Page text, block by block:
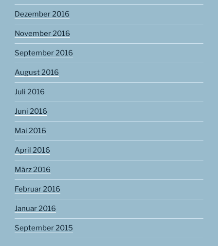
Dezember 2016
November 2016
September 2016
August 2016
Juli 2016
Juni 2016
Mai 2016
April 2016
März 2016
Februar 2016
Januar 2016
September 2015